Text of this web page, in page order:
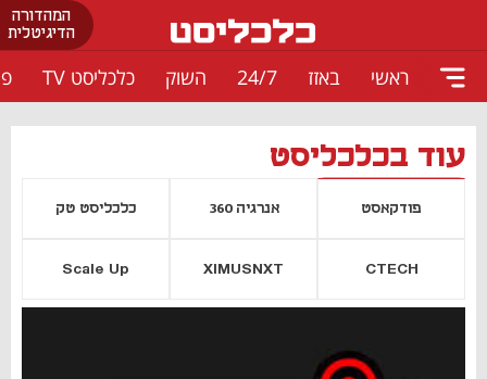
המהדורה
הדיגיטלית
ראשי באזז 24/7 השוק כלכליסט TV
עוד בכלכליסט
פודקאסט אנרגיה 360 כלכליסט טק
CTECH
XIMUSNXT
Scale Up
נפתח בכרטיסייה חדשה חדשה